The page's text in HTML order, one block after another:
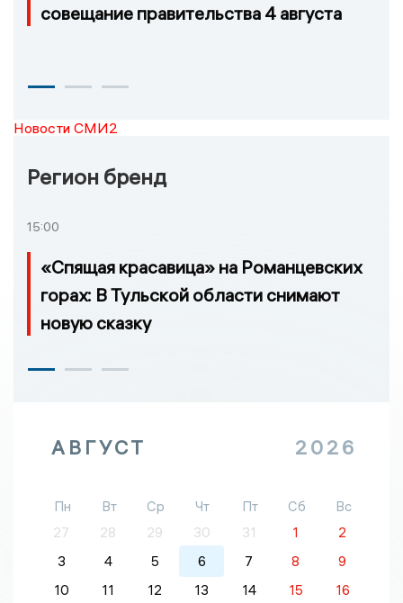
совещание правительства 4 августа
Новости СМИ2
Регион бренд
15:00
«Спящая красавица» на Романцевских
горах: В Тульской области снимают
новую сказку
АВГУСТ 2026
Пн Вт Ср Чт Пт Сб
Вс
27
28 29 30 31 1
2
3
4 5 6 7 8
9
10
11 12 13 14 15
16